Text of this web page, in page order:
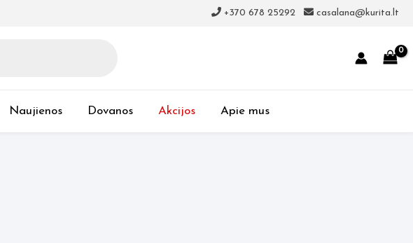
+370 678 25292 casalana@kurita.lt
Naujienos Dovanos Akcijos Apie mus